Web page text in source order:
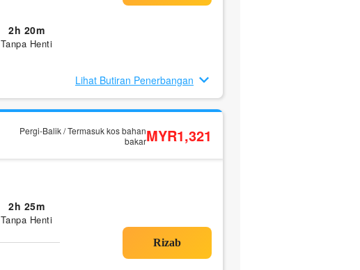
2h 20m
Tanpa Henti
Lihat Butiran Penerbangan
Pergi-Balik / Termasuk kos bahan
bakarMYR1,321
2h 25m
Tanpa Henti